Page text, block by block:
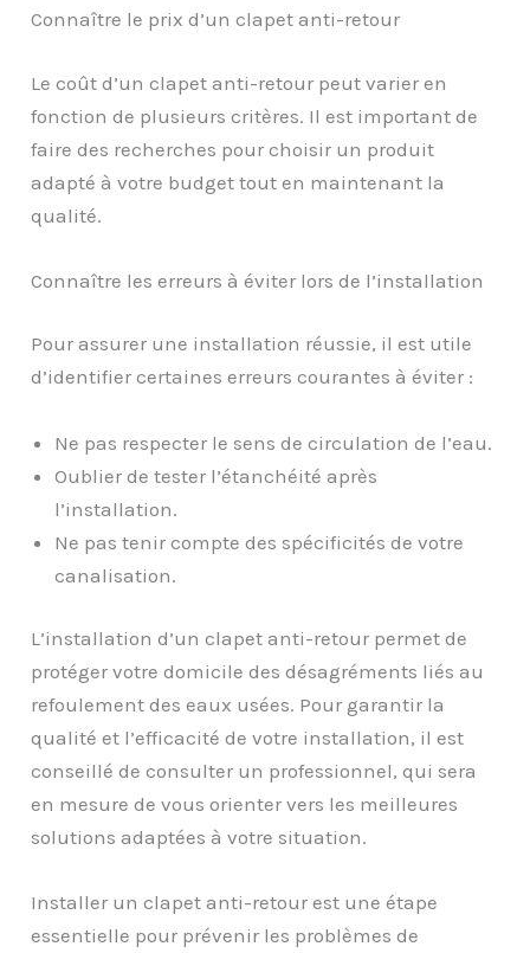
Connaître le prix d’un clapet anti-retour
Le coût d’un clapet anti-retour peut varier en
fonction de plusieurs critères. Il est important de
faire des recherches pour choisir un produit
adapté à votre budget tout en maintenant la
qualité.
Connaître les erreurs à éviter lors de l’installation
Pour assurer une installation réussie, il est utile
d’identifier certaines erreurs courantes à éviter :
Ne pas respecter le sens de circulation de l’eau.
Oublier de tester l’étanchéité après
l’installation.
Ne pas tenir compte des spécificités de votre
canalisation.
L’installation d’un clapet anti-retour permet de
protéger votre domicile des désagréments liés au
refoulement des eaux usées. Pour garantir la
qualité et l’efficacité de votre installation, il est
conseillé de consulter un professionnel, qui sera
en mesure de vous orienter vers les meilleures
solutions adaptées à votre situation.
Installer un clapet anti-retour est une étape
essentielle pour prévenir les problèmes de